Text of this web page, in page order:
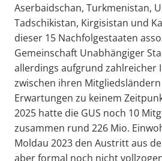
Aserbaidschan, Turkmenistan,
Tadschikistan, Kirgisistan und
dieser 15 Nachfolgestaaten
Gemeinschaft Unabhängiger
allerdings aufgrund zahlreicher
zwischen ihren
Erwartungen zu keinem
2025 hatte die GUS noch 10
zusammen rund 226 Mio.
Moldau 2023 den Austritt aus
aber formal noch nicht